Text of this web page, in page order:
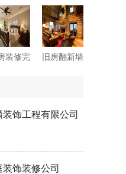
二手房
注意事
须知
哪些防水施
工细节?这6
点先看一看
装修完
旧房翻新墙
案!
间装修
?具体
如下!
入这些软装
设计元素!
装饰工程有限公司
饰装修公司